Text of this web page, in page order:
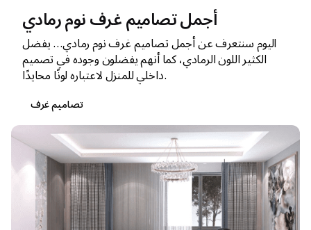
أجمل تصاميم غرف نوم رمادي
اليوم سنتعرف عن أجمل تصاميم غرف نوم رمادي… يفضل
الكثير اللون الرمادي، كما أنهم يفضلون وجوده في تصميم
داخلي للمنزل لاعتباره لونًا محايدًا.
تصاميم غرف